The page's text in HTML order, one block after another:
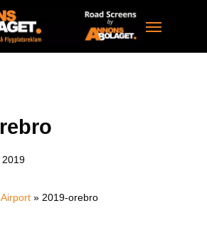
Menu
2019
» 2019-orebro